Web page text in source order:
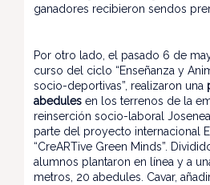
ganadores recibieron sendos
Por otro lado, el pasado 6 de
curso del ciclo “Enseñanza y
socio-deportivas”, realizaron una
abedules en los terrenos de la
reinserción socio-laboral
parte del proyecto internacional
“CreARTive Green Minds”.
alumnos plantaron en línea y a
metros, 20 abedules. Cavar,